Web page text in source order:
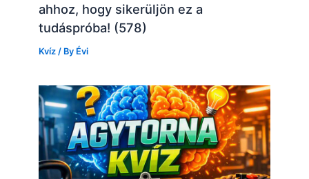
ahhoz, hogy sikerüljön ez a
tudáspróba! (578)
Kvíz / By Évi